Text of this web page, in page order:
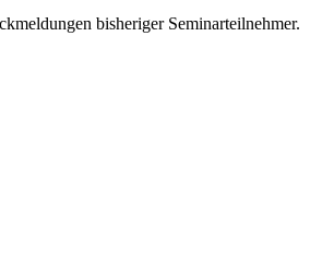
bisheriger Seminarteilnehmer.